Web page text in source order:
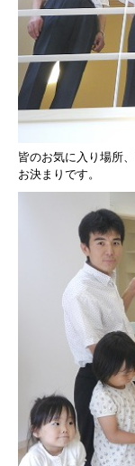
皆のお気に入り場所、
お決まりです。